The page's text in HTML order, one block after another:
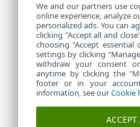
We and our partners use
online experience, analyze
personalized ads. You can
clicking "Accept all and
choosing "Accept
settings by clicking
withdraw your consent
anytime by clicking the
footer or in your
information, see ourCookie